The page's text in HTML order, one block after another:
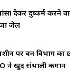
देकर दुष्कर्म करने
जेल
पर वन विभाग का
ने खुद संभाली कमान